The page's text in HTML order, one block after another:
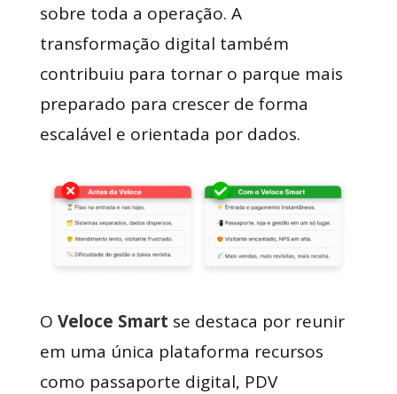
sobre toda a operação. A
transformação digital também
contribuiu para tornar o parque mais
preparado para crescer de forma
escalável e orientada por dados.
O Veloce Smart se destaca por reunir
em uma única plataforma recursos
como passaporte digital, PDV